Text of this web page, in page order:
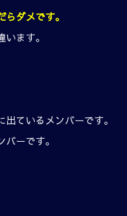
ダメです。
ます。
ているメンバーです。
ーです。